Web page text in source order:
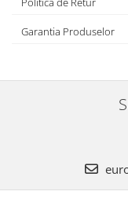
Garantia Produselor